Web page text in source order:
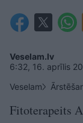
Veselam.lv
6:32, 16. aprīlis
Veselam
Fitoterapeits